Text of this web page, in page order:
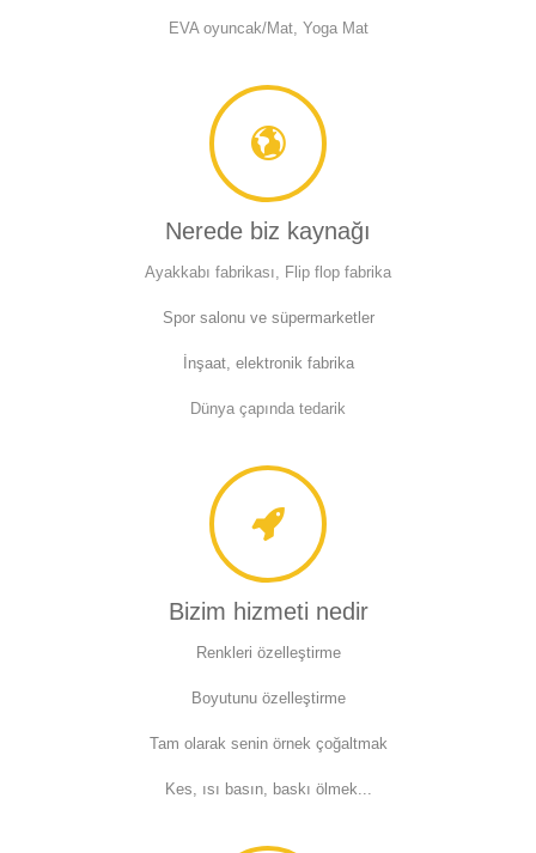
EVA oyuncak/Mat, Yoga Mat
Nerede biz kaynağı
Ayakkabı fabrikası, Flip flop fabrika
Spor salonu ve süpermarketler
İnşaat, elektronik fabrika
Dünya çapında tedarik
Bizim hizmeti nedir
Renkleri özelleştirme
Boyutunu özelleştirme
Tam olarak senin örnek çoğaltmak
Kes, ısı basın, baskı ölmek...